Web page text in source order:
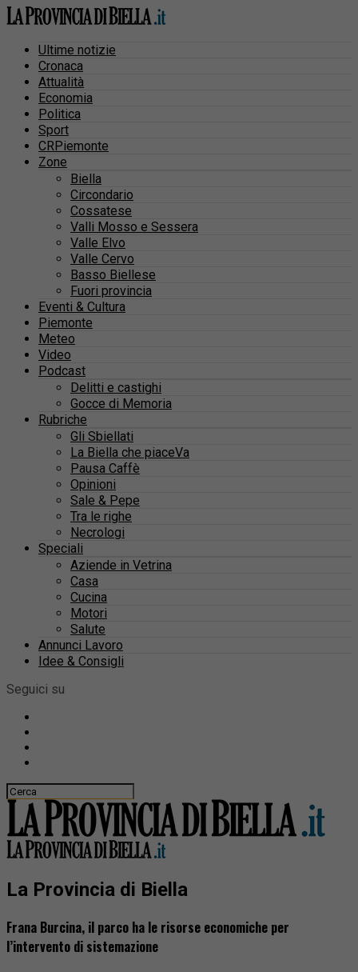
Ultime notizie
Cronaca
Attualità
Economia
Politica
Sport
CRPiemonte
Zone
Biella
Circondario
Cossatese
Valli Mosso e Sessera
Valle Elvo
Valle Cervo
Basso Biellese
Fuori provincia
Eventi & Cultura
Piemonte
Meteo
Video
Podcast
Delitti e castighi
Gocce di Memoria
Rubriche
Gli Sbiellati
La Biella che piaceVa
Pausa Caffè
Opinioni
Sale & Pepe
Tra le righe
Necrologi
Speciali
Aziende in Vetrina
Casa
Cucina
Motori
Salute
Annunci Lavoro
Idee & Consigli
Seguici su
La Provincia di Biella
Frana Burcina, il parco ha le risorse economiche per
l’intervento di sistemazione